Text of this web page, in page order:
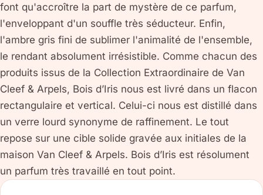
font qu'accroître la part de mystère de ce parfum,
l'enveloppant d'un souffle très séducteur. Enfin,
l'ambre gris fini de sublimer l'animalité de l'ensemble,
le rendant absolument irrésistible. Comme chacun des
produits issus de la Collection Extraordinaire de Van
Cleef & Arpels, Bois d’Iris nous est livré dans un flacon
rectangulaire et vertical. Celui-ci nous est distillé dans
un verre lourd synonyme de raffinement. Le tout
repose sur une cible solide gravée aux initiales de la
maison Van Cleef & Arpels. Bois d’Iris est résolument
un parfum très travaillé en tout point.